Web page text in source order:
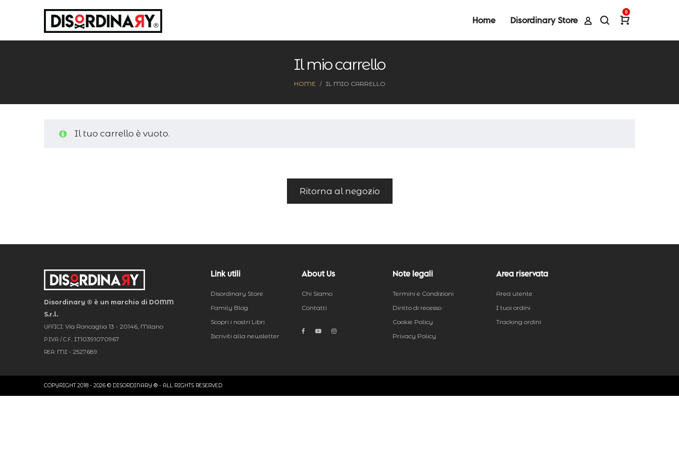
0
Home Disordinary Store
Il mio carrello
HOME / IL MIO CARRELLO
Il tuo carrello è vuoto.
Ritorna al negozio
Disordinary ® è un marchio di DOMM
S.r.l.
UFFICI: Via Roncaglia 13 - 20146, Milano
P.IVA / C.F.: IT10391070967
REA: MI - 2527689
Link utili
Disordinary Store
Family Blog
Scopri i nostri Libri
Iscriviti alla newsletter
About Us
Chi Siamo
Contatti
Note legali
Termini e Condizioni
Diritto di recesso
Cookie Policy
Privacy Policy
Area riservata
Area utente
I tuoi ordini
Tracking ordini
COPYRIGHT 2018 - 2026 © DISORDINARY ® - ALL RIGHTS RESERVED